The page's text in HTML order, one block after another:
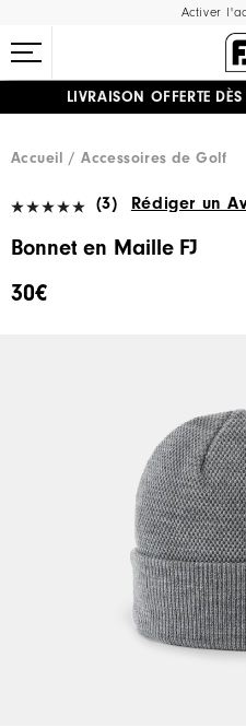
Activer
LIVRAISON OFFERTE
Accueil Accessoires de Golf
(3) Rédiger un
Bonnet en Maille FJ
30€